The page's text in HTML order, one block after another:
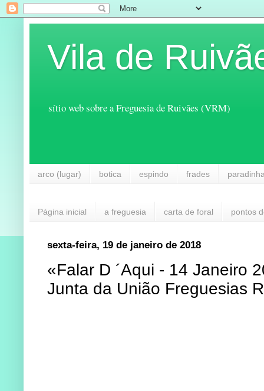
Vila de
sítio web sobre a Freguesia de Ruivães (VRM)
arco (lugar) botica espindo frades
Página inicial a freguesia carta de foral pontos
sexta-feira, 19 de janeiro de 2018
«Falar D ´Aqui - 14 Janeiro
Junta da União Freguesias